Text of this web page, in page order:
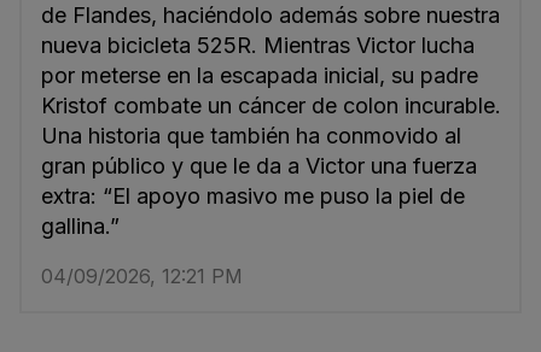
de Flandes, haciéndolo además sobre nuestra
nueva bicicleta 525R. Mientras Victor lucha
por meterse en la escapada inicial, su padre
Kristof combate un cáncer de colon incurable.
Una historia que también ha conmovido al
gran público y que le da a Victor una fuerza
extra: “El apoyo masivo me puso la piel de
gallina.”
04/09/2026, 12:21 PM